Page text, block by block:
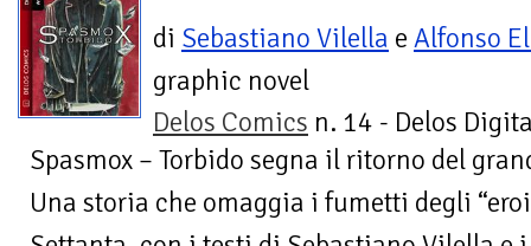
di Sebastiano Vilella e Alfonso
graphic novel
Delos Comics n. 14 - Delos
Spasmox – Torbido segna il ritorno del
Una storia che omaggia i fumetti degli